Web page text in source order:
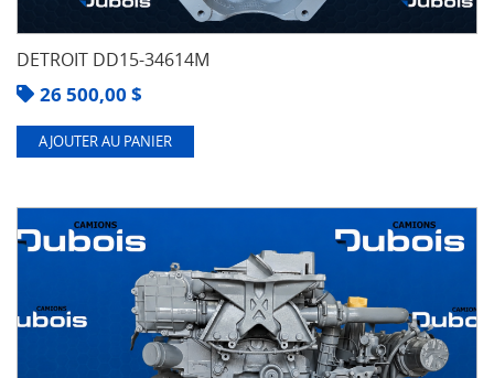
DETROIT DD15-34614M
26 500,00 $
AJOUTER AU PANIER